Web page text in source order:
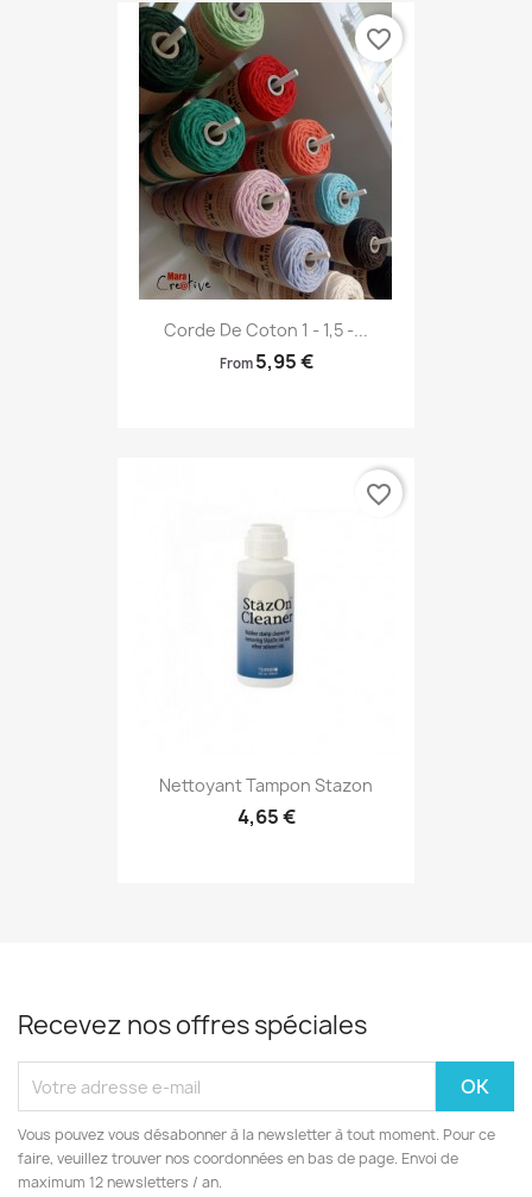
Corde De Coton 1 - 1,5 -...
From 5,95 €
favorite_border
Nettoyant Tampon Stazon
4,65 €
favorite_border
Recevez nos offres spéciales
Vous pouvez vous désabonner à la newsletter à tout moment. Pour ce
faire, veuillez trouver nos coordonnées en bas de page. Envoi de
maximum 12 newsletters / an.